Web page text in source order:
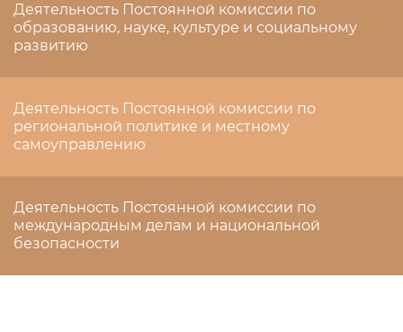
Деятельность Постоянной комиссии по
образованию, науке, культуре и социальному
развитию
Деятельность Постоянной комиссии по
региональной политике и местному
самоуправлению
Деятельность Постоянной комиссии по
международным делам и национальной
безопасности